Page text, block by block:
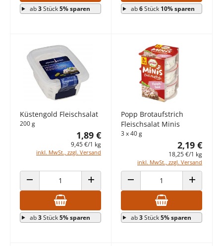
ab3Stück5% sparen ab6Stück 10% sparen
Küstengold Fleischsalat
200 g
1,89 €
9,45 €/1 kg
inkl. MwSt., zzgl. Versand
ANZAHL VERRINGERN ANZAHL ERHÖHEN
ab3Stück5% sparen
Popp Brotaufstrich
Fleischsalat Minis
3 x 40 g
2,19 €
18,25 €/1 kg
inkl. MwSt., zzgl. Versand
ANZAHL VERRINGERN ANZAHL
ab3Stück5% sparen